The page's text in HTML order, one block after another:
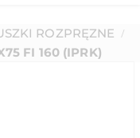
ROZPRĘZNE /
FI 160 (IPRK)